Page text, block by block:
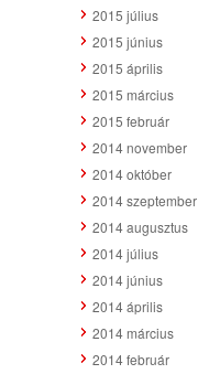
2015 július
2015 június
2015 április
2015 március
2015 február
2014 november
2014 október
2014 szeptember
2014 augusztus
2014 július
2014 június
2014 április
2014 március
2014 február